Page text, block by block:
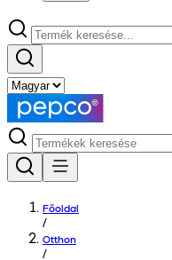
Főoldal
/
Otthon
/